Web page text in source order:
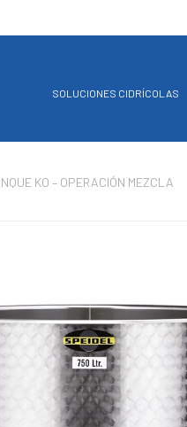
SOLUCIONES CIDRÍCOLAS
KO – OPERACIÓN MEZCLA